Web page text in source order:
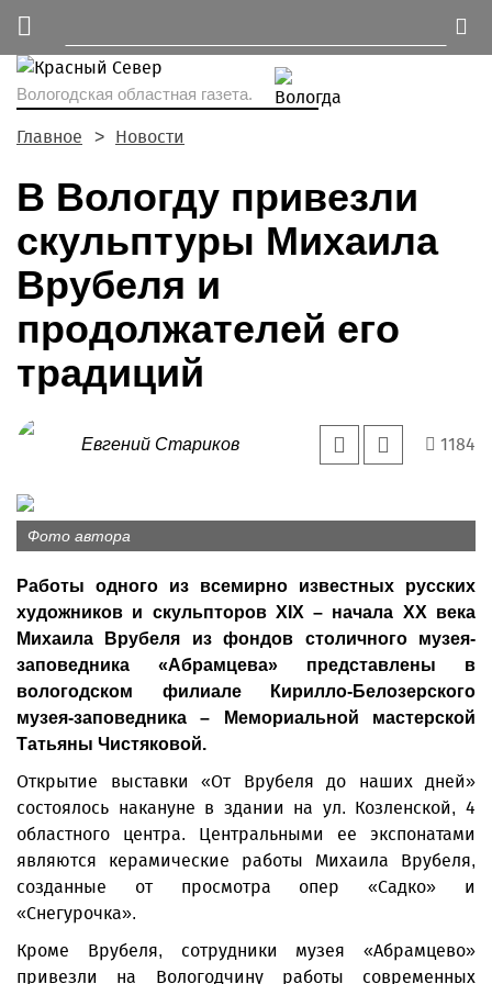
Вологодская областная газета.
Главное Новости
В Вологду привезли
скульптуры Михаила
Врубеля и
продолжателей его
традиций
Евгений Стариков 1184
Фото автора
Работы одного из всемирно известных русских
художников и скульпторов XIX – начала ХХ века
Михаила Врубеля из фондов столичного музея-
заповедника «Абрамцева» представлены в
вологодском филиале Кирилло-Белозерского
музея-заповедника – Мемориальной мастерской
Татьяны Чистяковой.
Открытие выставки «От Врубеля до наших дней»
состоялось накануне в здании на ул. Козленской, 4
областного центра. Центральными ее экспонатами
являются керамические работы Михаила Врубеля,
созданные от просмотра опер «Садко» и
«Снегурочка».
Кроме Врубеля, сотрудники музея «Абрамцево»
привезли на Вологодчину работы современных